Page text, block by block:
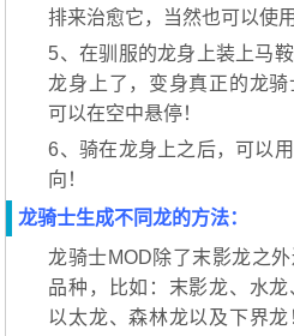
排来治愈它，当然也可以使
5、在驯服的龙身上装上马
龙身上了，变身真正的龙
可以在空中悬停！
6、骑在龙身上之后，可以
向！
龙骑士生成不同龙的方法：
龙骑士MOD除了末影龙之
品种，比如：末影龙、水龙
以太龙、森林龙以及下界